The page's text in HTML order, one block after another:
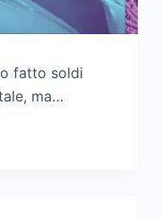
fatto soldi
ma…